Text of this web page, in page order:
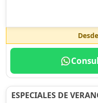
Desde
ESPECIALES DE